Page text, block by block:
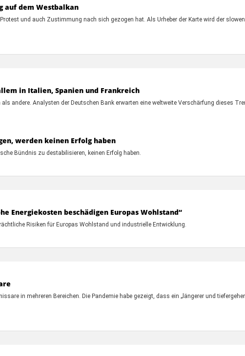
auf dem Westbalkan
und auch Zustimmung nach sich gezogen hat. Als Urheber der Karte wird der
in Italien, Spanien und Frankreich
andere. Analysten der Deutschen Bank erwarten eine weltweite Verschärfung dieses
werden keinen Erfolg haben
Bündnis zu destabilisieren, keinen Erfolg haben.
Energiekosten beschädigen Europas Wohlstand“
Risiken für Europas Wohlstand und industrielle Entwicklung.
in mehreren Bereichen. Die Pandemie habe gezeigt, dass ein „längerer und